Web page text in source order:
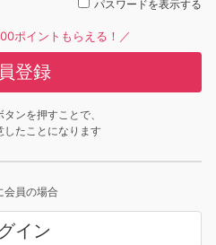
パスワードを表示する
ポイントもらえる！／
登録
タンを押すことで、
したことになります
会員の場合
イン